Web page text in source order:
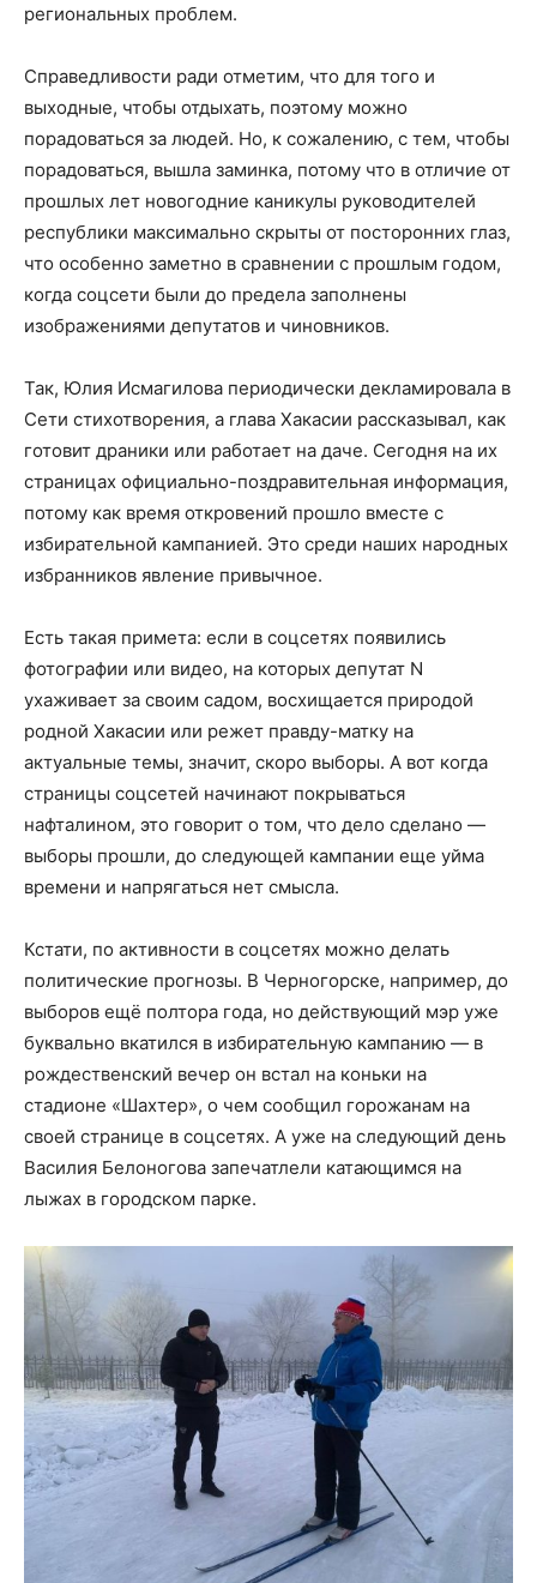
региональных проблем.
Справедливости ради отметим, что для того и
выходные, чтобы отдыхать, поэтому можно
порадоваться за людей. Но, к сожалению, с тем, чтобы
порадоваться, вышла заминка, потому что в отличие от
прошлых лет новогодние каникулы руководителей
республики максимально скрыты от посторонних глаз,
что особенно заметно в сравнении с прошлым годом,
когда соцсети были до предела заполнены
изображениями депутатов и чиновников.
Так, Юлия Исмагилова периодически декламировала в
Сети стихотворения, а глава Хакасии рассказывал, как
готовит драники или работает на даче. Сегодня на их
страницах официально-поздравительная информация,
потому как время откровений прошло вместе с
избирательной кампанией. Это среди наших народных
избранников явление привычное.
Есть такая примета: если в соцсетях появились
фотографии или видео, на которых депутат N
ухаживает за своим садом, восхищается природой
родной Хакасии или режет правду-матку на
актуальные темы, значит, скоро выборы. А вот когда
страницы соцсетей начинают покрываться
нафталином, это говорит о том, что дело сделано —
выборы прошли, до следующей кампании еще уйма
времени и напрягаться нет смысла.
Кстати, по активности в соцсетях можно делать
политические прогнозы. В Черногорске, например, до
выборов ещё полтора года, но действующий мэр уже
буквально вкатился в избирательную кампанию — в
рождественский вечер он встал на коньки на
стадионе «Шахтер», о чем сообщил горожанам на
своей странице в соцсетях. А уже на следующий день
Василия Белоногова запечатлели катающимся на
лыжах в городском парке.